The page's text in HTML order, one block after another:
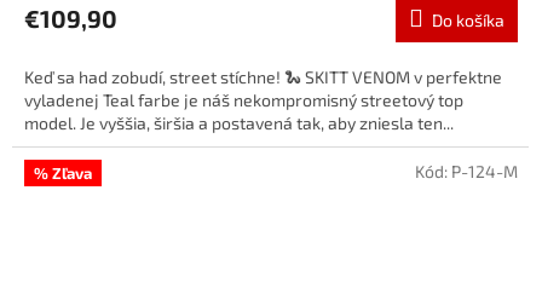
€109,90 Do košíka
Keď sa had zobudí, street stíchne! 🐍 SKITT VENOM v perfektne
vyladenej Teal farbe je náš nekompromisný streetový top
model. Je vyššia, širšia a postavená tak, aby zniesla ten...
% Zľava Kód: P-124-M